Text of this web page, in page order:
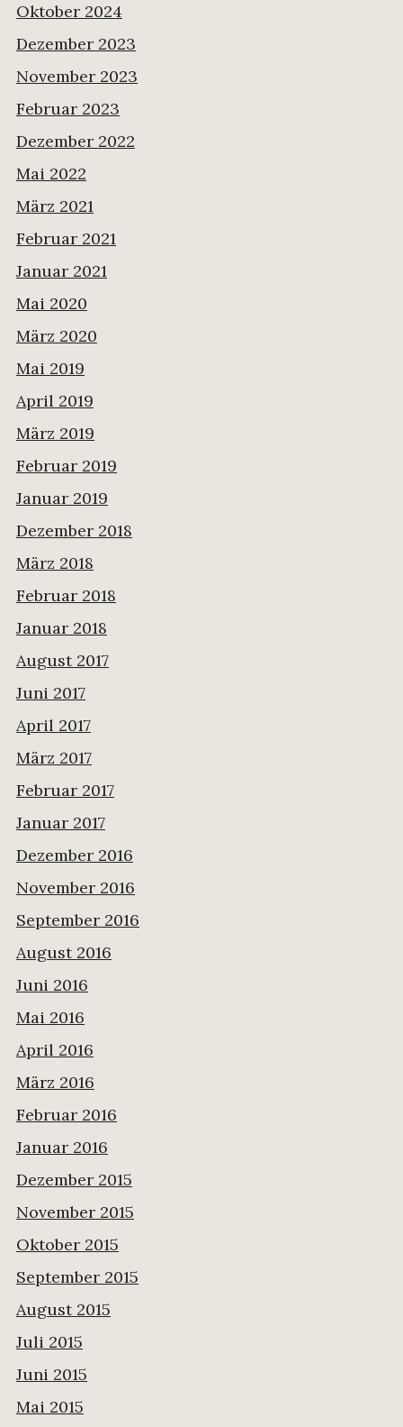
Oktober 2024
Dezember 2023
November 2023
Februar 2023
Dezember 2022
Mai 2022
März 2021
Februar 2021
Januar 2021
Mai 2020
März 2020
Mai 2019
April 2019
März 2019
Februar 2019
Januar 2019
Dezember 2018
März 2018
Februar 2018
Januar 2018
August 2017
Juni 2017
April 2017
März 2017
Februar 2017
Januar 2017
Dezember 2016
November 2016
September 2016
August 2016
Juni 2016
Mai 2016
April 2016
März 2016
Februar 2016
Januar 2016
Dezember 2015
November 2015
Oktober 2015
September 2015
August 2015
Juli 2015
Juni 2015
Mai 2015